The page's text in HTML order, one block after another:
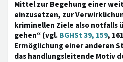
Mittel zur Begehung einer
einzusetzen, zur
kriminellen Ziele also notfalls
gehen“ (vgl.BGHSt 39, 159,
Ermöglichung einer anderen
das handlungsleitende Motiv